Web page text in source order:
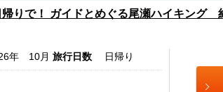
帰りで！ ガイドとめぐる尾瀬ハイキング
年 10月 旅行日数 日帰り